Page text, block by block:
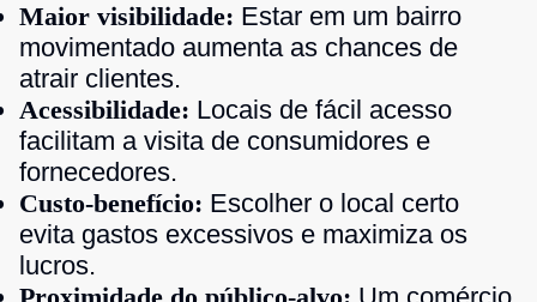
Maior visibilidade: Estar em um bairro
movimentado aumenta as chances de
atrair clientes.
Acessibilidade: Locais de fácil acesso
facilitam a visita de consumidores e
fornecedores.
Custo-benefício: Escolher o local certo
evita gastos excessivos e maximiza os
lucros.